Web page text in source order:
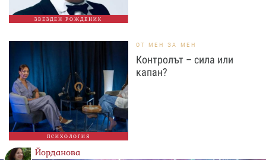
ЗВЕЗДЕН РОЖДЕНИК
ПСИХОЛОГИЯ
ОТ МЕН ЗА МЕН
Контролът – сила или
капан?
Йорданова